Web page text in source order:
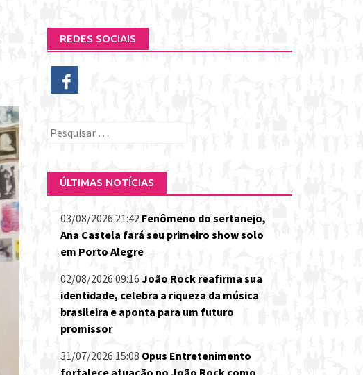
REDES SOCIAIS
Pesquisar
ÚLTIMAS NOTÍCIAS
03/08/2026 21:42 Fenômeno do sertanejo,
Ana Castela fará seu primeiro show solo
em Porto Alegre
02/08/2026 09:16 João Rock reafirma sua
identidade, celebra a riqueza da música
brasileira e aponta para um futuro
promissor
31/07/2026 15:08 Opus Entretenimento
fortalece atuação no João Rock como